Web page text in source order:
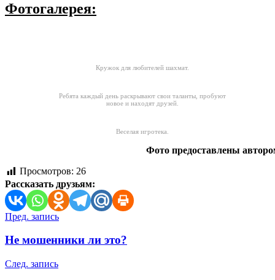
Фотогалерея:
Кружок для любителей шахмат.
Ребята каждый день раскрывают свои таланты, пробуют
новое и находят друзей.
Веселая игротека.
Фото предоставлены
Просмотров: 26
Рассказать друзьям:
Навигация
по
Пред. запись
Не мошенники ли это?
След. запись